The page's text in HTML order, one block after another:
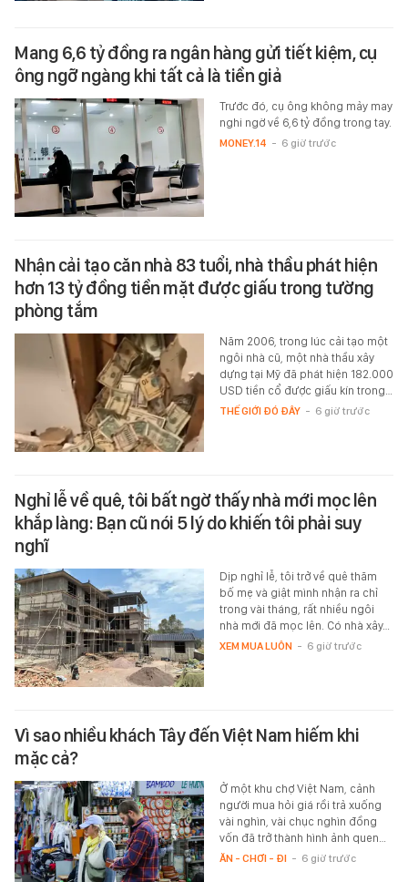
Mang 6,6 tỷ đồng ra ngân hàng gửi tiết kiệm, cụ
ông ngỡ ngàng khi tất cả là tiền giả
Trước đó, cụ ông không mảy may
nghi ngờ về 6,6 tỷ đồng trong tay.
MONEY.14 - 6 giờ trước
Nhận cải tạo căn nhà 83 tuổi, nhà thầu phát hiện
hơn 13 tỷ đồng tiền mặt được giấu trong tường
phòng tắm
Năm 2006, trong lúc cải tạo một
ngôi nhà cũ, một nhà thầu xây
dựng tại Mỹ đã phát hiện 182.000
USD tiền cổ được giấu kín trong…
THẾ GIỚI ĐÓ ĐÂY - 6 giờ trước
Nghỉ lễ về quê, tôi bất ngờ thấy nhà mới mọc lên
khắp làng: Bạn cũ nói 5 lý do khiến tôi phải suy
nghĩ
Dịp nghỉ lễ, tôi trở về quê thăm
bố mẹ và giật mình nhận ra chỉ
trong vài tháng, rất nhiều ngôi
nhà mới đã mọc lên. Có nhà xây…
XEM MUA LUÔN - 6 giờ trước
Vì sao nhiều khách Tây đến Việt Nam hiếm khi
mặc cả?
Ở một khu chợ Việt Nam, cảnh
người mua hỏi giá rồi trả xuống
vài nghìn, vài chục nghìn đồng
vốn đã trở thành hình ảnh quen…
ĂN - CHƠI - ĐI - 6 giờ trước